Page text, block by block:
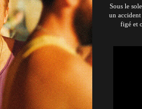
Sous le
un accident
figé et